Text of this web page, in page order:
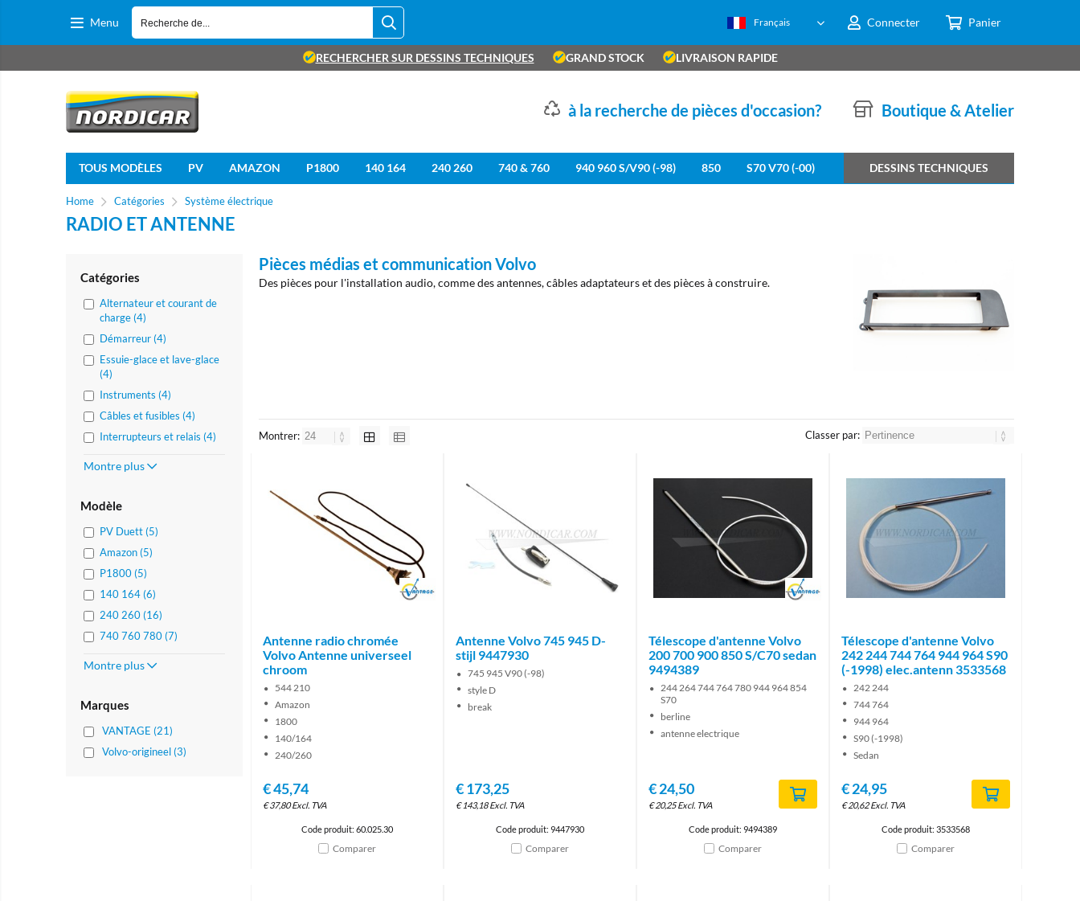
Menu Connecter Panier
Français
RECHERCHER SUR DESSINS TECHNIQUES GRAND STOCK LIVRAISON RAPIDE
Boutique & Atelier
à la recherche de pièces d'occasion?
TOUS MODÈLES PV AMAZON P1800 140 164 240 260 740 & 760 940 960 S/V90 (-98) 850 S70 V70 (-00) DESSINS TECHNIQUES
Home Catégories Système électrique
RADIO ET ANTENNE
Catégories
Alternateur et courant de
charge (4)
Démarreur (4)
Essuie-glace et lave-glace
(4)
Instruments (4)
Câbles et fusibles (4)
Interrupteurs et relais (4)
Montre plus
Modèle
PV Duett (5)
Amazon (5)
P1800 (5)
140 164 (6)
240 260 (16)
740 760 780 (7)
Montre plus
Marques
VANTAGE (21)
Volvo-origineel (3)
Pièces médias et communication Volvo
Des pièces pour l'installation audio, comme des antennes, câbles adaptateurs et des pièces à construire.
Montrer: Classer par:
Brand
Antenne radio chromée
Volvo Antenne universeel
chroom
544 210
Amazon
1800
140/164
240/260
€45,74
€37,80 Excl. TVA
Code produit: 60.025.30
Comparer
Antenne Volvo 745 945 D-
stijl 9447930
745 945 V90 (-98)
style D
break
€173,25
€143,18 Excl. TVA
Code produit: 9447930
Comparer
Brand
Télescope d'antenne Volvo
200 700 900 850 S/C70 sedan
9494389
244 264 744 764 780 944 964 854
S70
berline
antenne electrique
€24,50
€20,25 Excl. TVA
Code produit: 9494389
Comparer
Télescope d'antenne Volvo
242 244 744 764 944 964 S90
(-1998) elec.antenn 3533568
242 244
744 764
944 964
S90 (-1998)
Sedan
€24,95
€20,62 Excl. TVA
Code produit: 3533568
Comparer